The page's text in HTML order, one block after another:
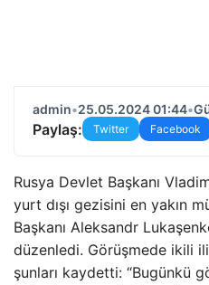
admin•25.05.2024 01:44•
Paylaş: Twitter Facebook
Rusya Devlet Başkanı
yurt dışı gezisini en yakın
Başkanı Aleksandr
düzenledi. Görüşmede ikili
şunları kaydetti: “Bugünkü